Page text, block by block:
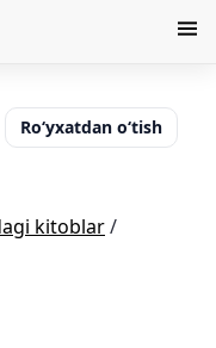
Ro‘yxatdan o‘tish
kitoblar/